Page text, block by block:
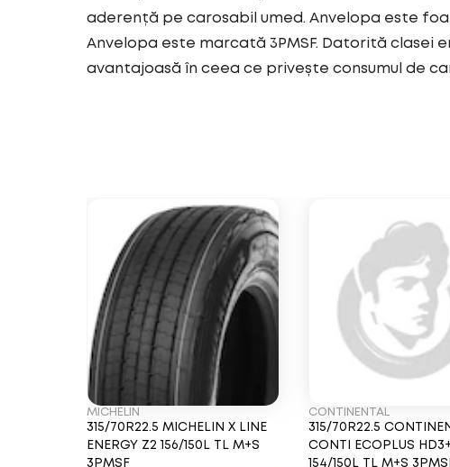
aderență pe carosabil umed. Anvelopa este
Anvelopa este marcată 3PMSF. Datorită clasei
avantajoasă în ceea ce privește consumul de
MICHELIN
315/70R22.5 MICHELIN X LINE
ENERGY Z2 156/150L TL M+S
3PMSF
CONTINENTAL
315/70R22.5
CONTI ECOPLUS HD3+
154/150L TL M+S